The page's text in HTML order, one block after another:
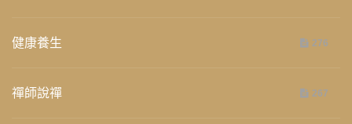
健康養生 276
禪師說禪 267